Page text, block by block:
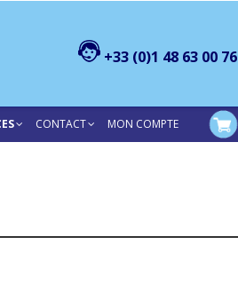
+33 (0)1 48 63 00 76
CONTACT MON COMPTE